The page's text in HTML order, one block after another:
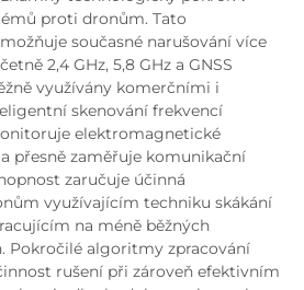
proti dronům. Tato
současné narušování více
2,4 GHz, 5,8 GHz a GNSS
využívány komerčními i
skenování frekvencí
elektromagnetické
přesně zaměřuje komunikační
zaručuje účinná
využívajícím techniku skákání
na méně běžných
Pokročilé algoritmy zpracování
rušení při zároveň efektivním